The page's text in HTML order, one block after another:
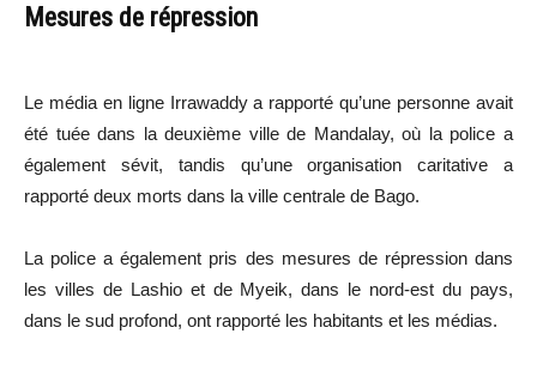
Mesures de répression
Le média en ligne Irrawaddy a rapporté qu’une personne avait
été tuée dans la deuxième ville de Mandalay, où la police a
également sévit, tandis qu’une organisation caritative a
rapporté deux morts dans la ville centrale de Bago.
La police a également pris des mesures de répression dans
les villes de Lashio et de Myeik, dans le nord-est du pays,
dans le sud profond, ont rapporté les habitants et les médias.